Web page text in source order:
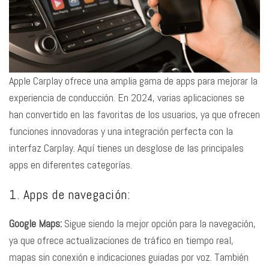
Apple Carplay ofrece una amplia gama de apps para mejorar la
experiencia de conducción. En 2024, varias aplicaciones se
han convertido en las favoritas de los usuarios, ya que ofrecen
funciones innovadoras y una integración perfecta con la
interfaz Carplay. Aquí tienes un desglose de las principales
apps en diferentes categorías.
1. Apps de navegación:
Google Maps: Sigue siendo la mejor opción para la navegación,
ya que ofrece actualizaciones de tráfico en tiempo real,
mapas sin conexión e indicaciones guiadas por voz. También